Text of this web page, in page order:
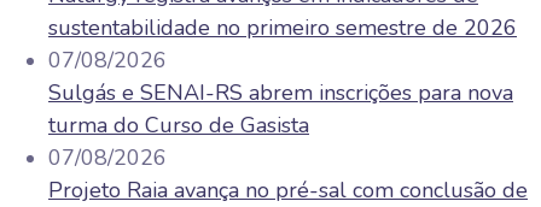
sustentabilidade no primeiro semestre de 2026
07/08/2026
Sulgás e SENAI-RS abrem inscrições para nova
turma do Curso de Gasista
07/08/2026
Projeto Raia avança no pré-sal com conclusão de